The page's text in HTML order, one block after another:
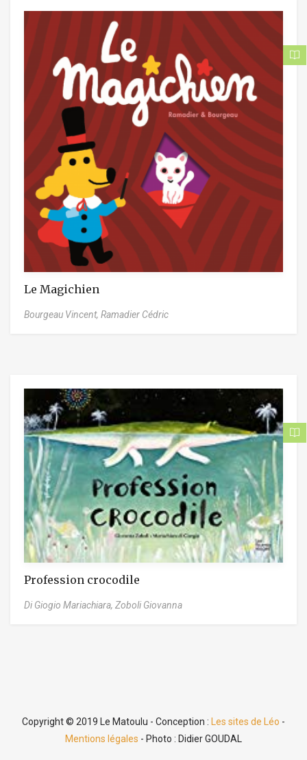
Le Magichien
Bourgeau Vincent, Ramadier Cédric
Profession crocodile
Di Giogio Mariachiara, Zoboli Giovanna
Copyright © 2019 Le Matoulu - Conception : Les sites de Léo -
Mentions légales - Photo : Didier GOUDAL